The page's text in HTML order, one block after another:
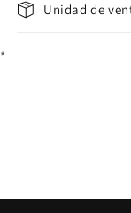
Unidad de
*